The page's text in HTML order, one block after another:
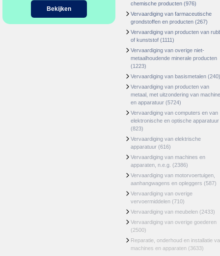
Bekijken
chemische producten (976)
Vervaardiging van farmaceutische
grondstoffen en producten (267)
Vervaardiging van producten van
of kunststof (1111)
Vervaardiging van overige niet-
metaalhoudende minerale producten
(1223)
Vervaardiging van basismetalen (240)
Vervaardiging van producten van
metaal, met uitzondering van
en apparatuur (5724)
Vervaardiging van computers en van
elektronische en optische apparatuur
(823)
Vervaardiging van elektrische
apparatuur (616)
Vervaardiging van machines en
apparaten, n.e.g. (2386)
Vervaardiging van motorvoertuigen,
aanhangwagens en opleggers (587)
Vervaardiging van overige
vervoermiddelen (710)
Vervaardiging van meubelen (2433)
Vervaardiging van overige goederen
(2500)
Reparatie, onderhoud en installatie
machines en apparaten (3633)